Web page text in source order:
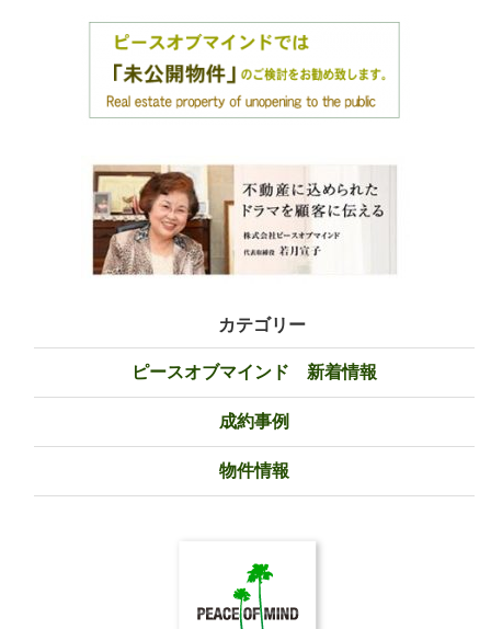
カテゴリー
ピースオブマインド 新着情報
成約事例
物件情報